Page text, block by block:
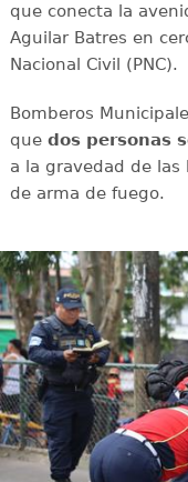
que conecta la
Aguilar Batres en
Nacional Civil (PNC).
Bomberos
que dos personas
a la gravedad de las
de arma de fuego.